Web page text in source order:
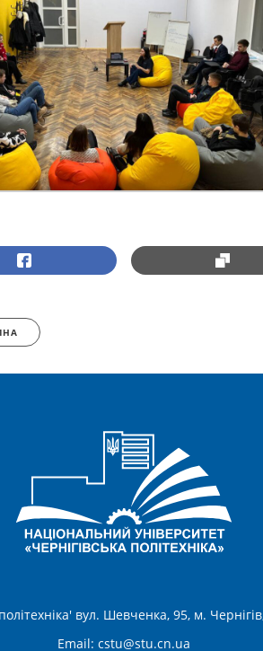
вул. Шевченка, 95, м.
Email: cstu@stu.cn.ua